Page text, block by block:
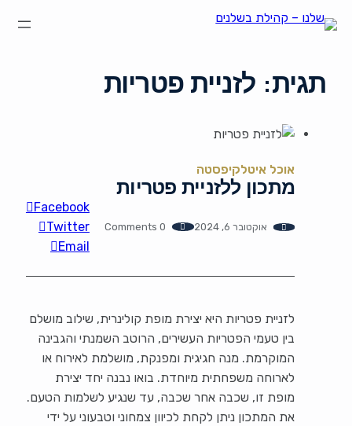
תגית: לזניית פטריות
אוכל איטלקיפסטה
מתכון ללזניית פטריות
אוקטובר 6, 2024 0 Comments
Facebook
Twitter
Email
לזניית פטריות היא יצירת מופת קולינרית, שילוב מושלם
בין טעמי הפטריות העשירים, הרוטב השמנתי והגבינה
המוקרמת. מנה חגיגית ומפנקת, מושלמת לאירוח או
לארוחה משפחתית מיוחדת. בואו נבנה יחד יצירת
מופת זו, שכבה אחר שכבה, עד שנגיע לשלמות הטעם.
את המתכון ניתן לקחת לכיוון צמחוני וטבעוני על ידי